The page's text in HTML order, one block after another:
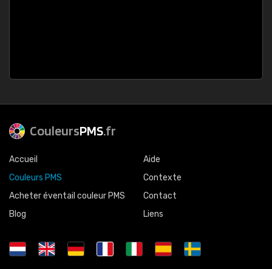
CouleursPMS.fr
Accueil
Couleurs PMS
Acheter éventail couleur PMS
Blog
Aide
Contexte
Contact
Liens